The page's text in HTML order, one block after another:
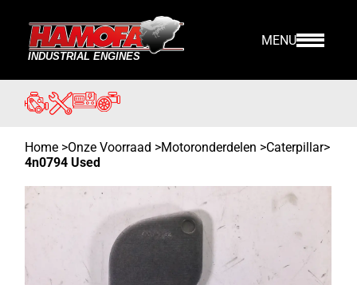
MENU
Home >Onze Voorraad >Motoronderdelen >Caterpillar>
4n0794 Used